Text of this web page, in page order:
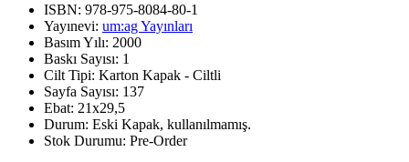
ISBN: 978-975-8084-80-1
Yayınevi: um:ag Yayınları
Basım Yılı: 2000
Baskı Sayısı: 1
Cilt Tipi: Karton Kapak - Ciltli
Sayfa Sayısı: 137
Ebat: 21x29,5
Durum: Eski Kapak, kullanılmamış.
Stok Durumu: Pre-Order